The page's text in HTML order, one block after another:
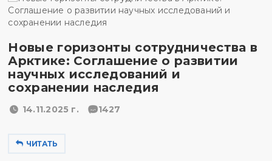
Новые горизонты сотрудничества в
Арктике: Соглашение о развитии
научных исследований и
сохранении наследия
14.11.2025 г. 1427
ЧИТАТЬ